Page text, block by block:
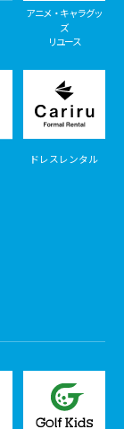
アニメ・キャラグッ
ズ
リユース
ドレスレンタル